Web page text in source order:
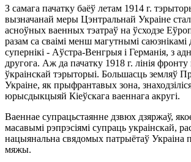
З самага пачатку баёў летам 1914 г.
вызначанай меры Цэнтральнай Украіне
асноўных ваенных тэатраў на ўсходзе
разам са сваімі менш магутнымі
супернікі - Аўстра-Венгрыя і Германія, з
другога. Аж да пачатку 1918 г. лінія фронту
ўкраінскай тэрыторыі. Большасць земляў
Украіне, як прыфрантавых зона,
юрысдыкцыяй Кіеўскага ваеннага акругі.
Ваеннае супрацьстаянне дзвюх дзяржаў,
масавымі рэпрэсіямі супраць украінскай,
нацыянальна свядомых патрыётаў Украіна
мяжы.